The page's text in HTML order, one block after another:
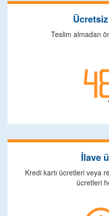
Teslim almadan
İlave
Kredi kartı ücretleri veya
ücretleri